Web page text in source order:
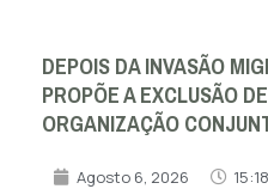
DEPOIS DA INVASÃO
PROPÕE A EXCLUSÃO
ORGANIZAÇÃO
Agosto 6, 2026 15:18